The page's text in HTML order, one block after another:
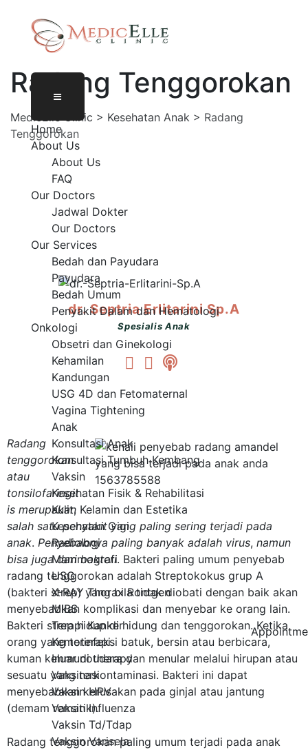
Home
About Us
About Us
FAQ
Our Doctors
Jadwal Dokter
Our Doctors
Our Services
Bedah dan Payudara
Payudara
Bedah Umum
Penyakit Dalam dan Hematologi
Onkologi
Obsetri dan Ginekologi
Kehamilan
Kandungan
USG 4D dan Fetomaternal
Vagina Tightening
Anak
Konsultasi Anak
Konsultasi Tumbuh Kembang
Vaksin
Kesehatan Fisik & Rehabilitasi
Kulit, Kelamin dan Estetika
Kesehatan Gigi
Radiologi
Mammografi
USG
X-RAY Thorax Rontgen
MIBS
Terapi Kanker
Kemoterapi
Immunotherapy
Vaksinasi
Vaksin HPV
Vaksin Influenza
Vaksin Td/Tdap
Vaksin Varisela
Radang Tenggorokan
MedicElle Clinic > Kesehatan Anak > Radang
Tenggorokan
dr. Septria Erlitarini Sp.A
Spesialis Anak
Radang
tenggorokan
atau
tonsilofaringit
is merupakan
salah satu penyakit yang paling sering terjadi pada
anak. Penyebabnya paling banyak adalah virus, namun
bisa juga dari bakteri. Bakteri paling umum penyebab
radang tenggorokan adalah Streptokokus grup A
(bakteri strep) yang bila tidak diobati dengan baik akan
menyebabkan komplikasi dan menyebar ke orang lain.
Bakteri strep hidup di hidung dan tenggorokan. Ketika
orang yang terinfeksi batuk, bersin atau berbicara,
kuman keluar di udara dan menular melalui hirupan atau
sesuatu yang terkontaminasi. Bakteri ini dapat
menyebabkan kerusakan pada ginjal atau jantung
(demam rematik).
Radang tenggorokan paling umum terjadi pada anak